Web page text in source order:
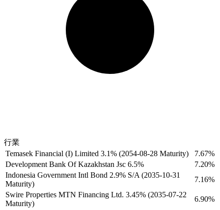
行業
Temasek Financial (I) Limited 3.1% (2054-08-28 Maturity)
7.67%
Development Bank Of Kazakhstan Jsc 6.5%
7.20%
Indonesia Government Intl Bond 2.9% S/A (2035-10-31
Maturity)
7.16%
Swire Properties MTN Financing Ltd. 3.45% (2035-07-22
Maturity)
6.90%